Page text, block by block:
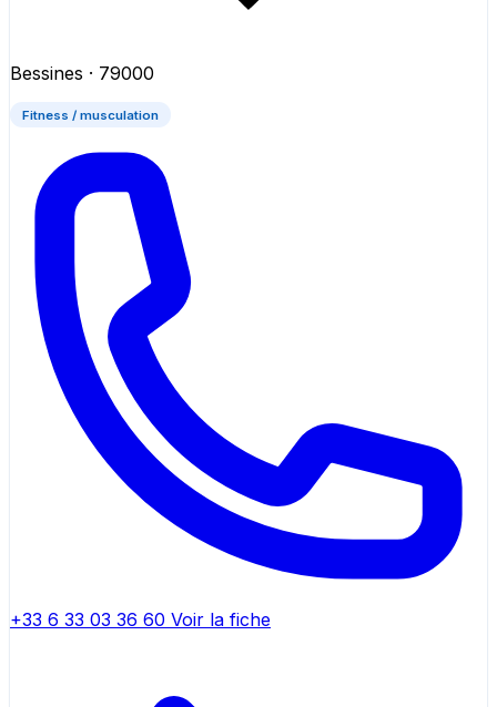
Bessines · 79000
Fitness / musculation
+33 6 33 03 36 60 Voir la fiche